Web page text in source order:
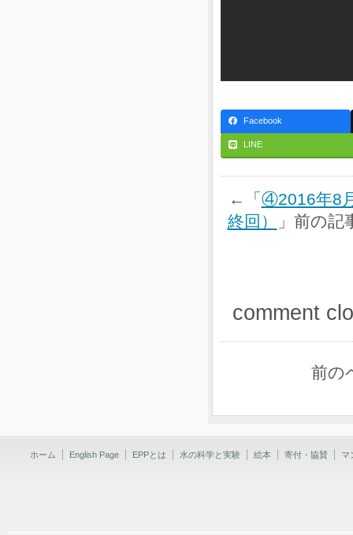
Facebook
LINE
←「 ④2016年8
終回）
」前の
comment
前の
ホーム English Page EPPとは 水の科学と実験 絵本 寄付・協賛 マ